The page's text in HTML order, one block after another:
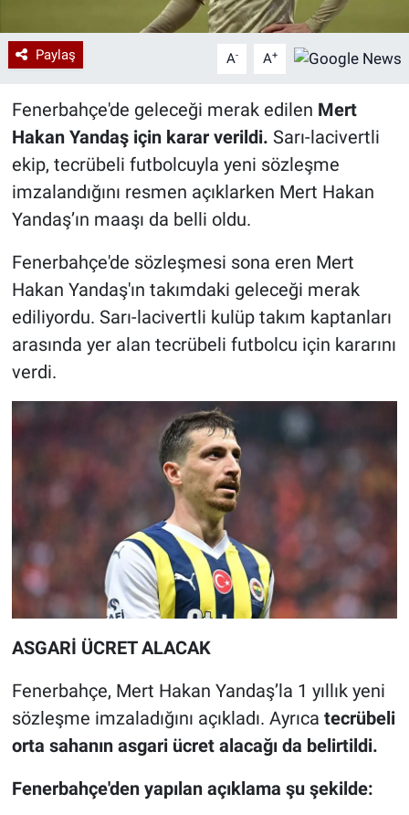
Paylaş A- A+
Fenerbahçe'de geleceği merak edilen Mert
Hakan Yandaş için karar verildi. Sarı-lacivertli
ekip, tecrübeli futbolcuyla yeni sözleşme
imzalandığını resmen açıklarken Mert Hakan
Yandaş’ın maaşı da belli oldu.
Fenerbahçe'de sözleşmesi sona eren Mert
Hakan Yandaş'ın takımdaki geleceği merak
ediliyordu. Sarı-lacivertli kulüp takım kaptanları
arasında yer alan tecrübeli futbolcu için kararını
verdi.
ASGARİ ÜCRET ALACAK
Fenerbahçe, Mert Hakan Yandaş’la 1 yıllık yeni
sözleşme imzaladığını açıkladı. Ayrıca tecrübeli
orta sahanın asgari ücret alacağı da belirtildi.
Fenerbahçe'den yapılan açıklama şu şekilde:
Teknoloji